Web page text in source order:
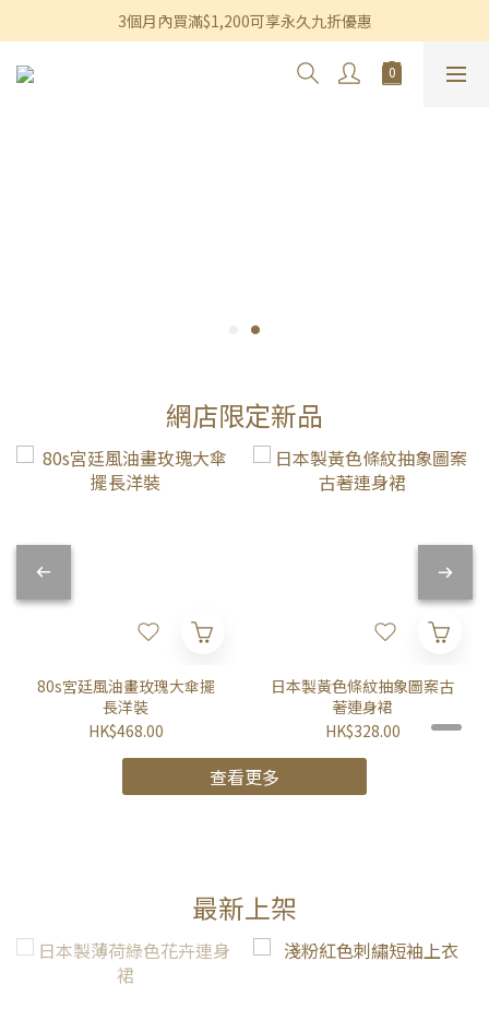
香港及澳門訂單滿$600即享免運費優惠
3個月內買滿$1,200可享永久九折優惠
香港及澳門訂單滿$600即享免運費優惠
網店限定新品
80s宮廷風油畫玫瑰大傘擺
長洋裝
HK$468.00
日本製黃色條紋抽象圖案古
著連身裙
HK$328.00
查看更多
最新上架